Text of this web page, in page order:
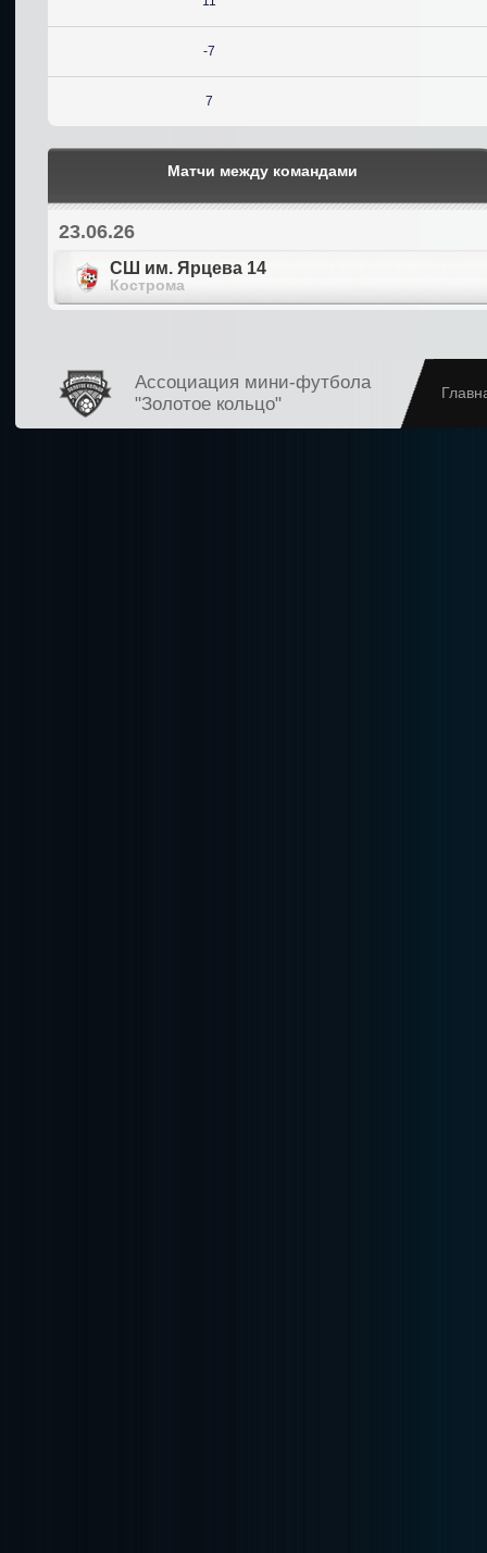
-7
7
Матчи между командами
23.06.26
СШ им. Ярцева 14
Кострома
Ассоциация мини-футбола
"Золотое кольцо"